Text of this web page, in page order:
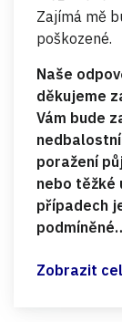
Zajímá mě
poškozené.
Naše
děkujeme
Vám bude
poražení
nebo těžké
případech
Zobrazit